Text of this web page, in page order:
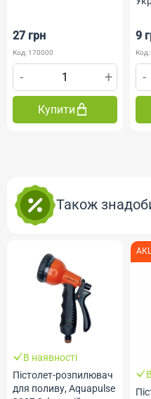
27 грн
Код: 170000
- +
Купити
9
-
Також
В наявності
Пістолет-розпилювач
для поливу, Aquapulse